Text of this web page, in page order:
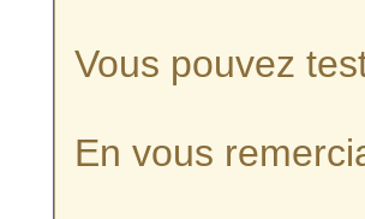
Vous pouvez
En vous